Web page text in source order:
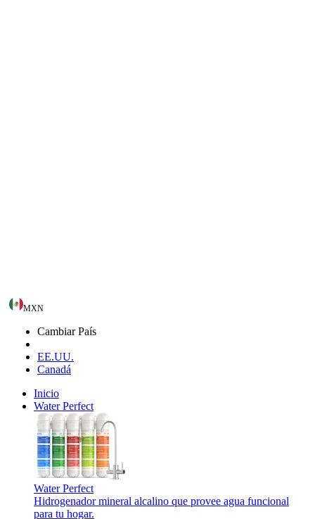
MXN
Cambiar País
EE.UU.
Canadá
Inicio
Water Perfect
Water Perfect
Hidrogenador mineral alcalino que provee agua funcional
para tu hogar.